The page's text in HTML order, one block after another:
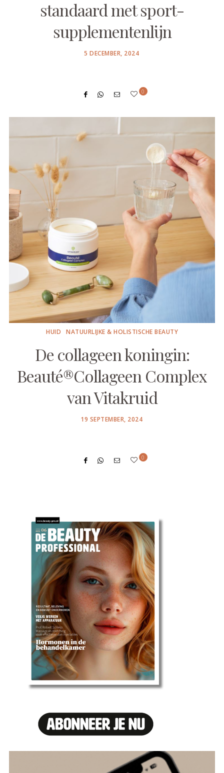
standaard met sport-
supplementenlijn
POSTED
5 DECEMBER, 2024
0
HUID NATUURLIJKE & HOLISTISCHE BEAUTY
De collageen koningin:
Beauté®Collageen Complex
van Vitakruid
POSTED
19 SEPTEMBER, 2024
0